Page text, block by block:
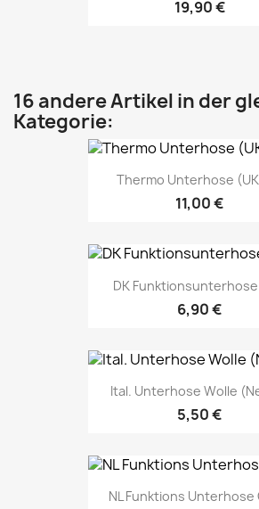
19,90 €
16 andere Artikel in der
Kategorie:
Thermo Unterhose
11,00 €
DK Funktionsunterhose
6,90 €
Ital. Unterhose Wolle
5,50 €
NL Funktions Unterhose